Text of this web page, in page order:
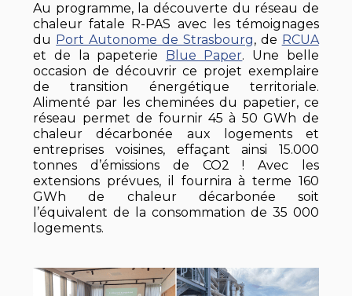
Au programme, la découverte du réseau de
chaleur fatale R-PAS avec les témoignages
du Port Autonome de Strasbourg, de RCUA
et de la papeterie Blue Paper. Une belle
occasion de découvrir ce projet exemplaire
de transition énergétique territoriale.
Alimenté par les cheminées du papetier, ce
réseau permet de fournir 45 à 50 GWh de
chaleur décarbonée aux logements et
entreprises voisines, effaçant ainsi 15.000
tonnes d’émissions de CO2 ! Avec les
extensions prévues, il fournira à terme 160
GWh de chaleur décarbonée soit
l’équivalent de la consommation de 35 000
logements.